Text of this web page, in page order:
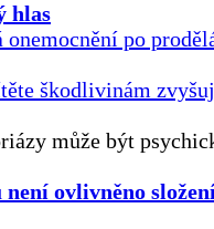
hlas
onemocnění po
škodlivinám
může být
ovlivněno